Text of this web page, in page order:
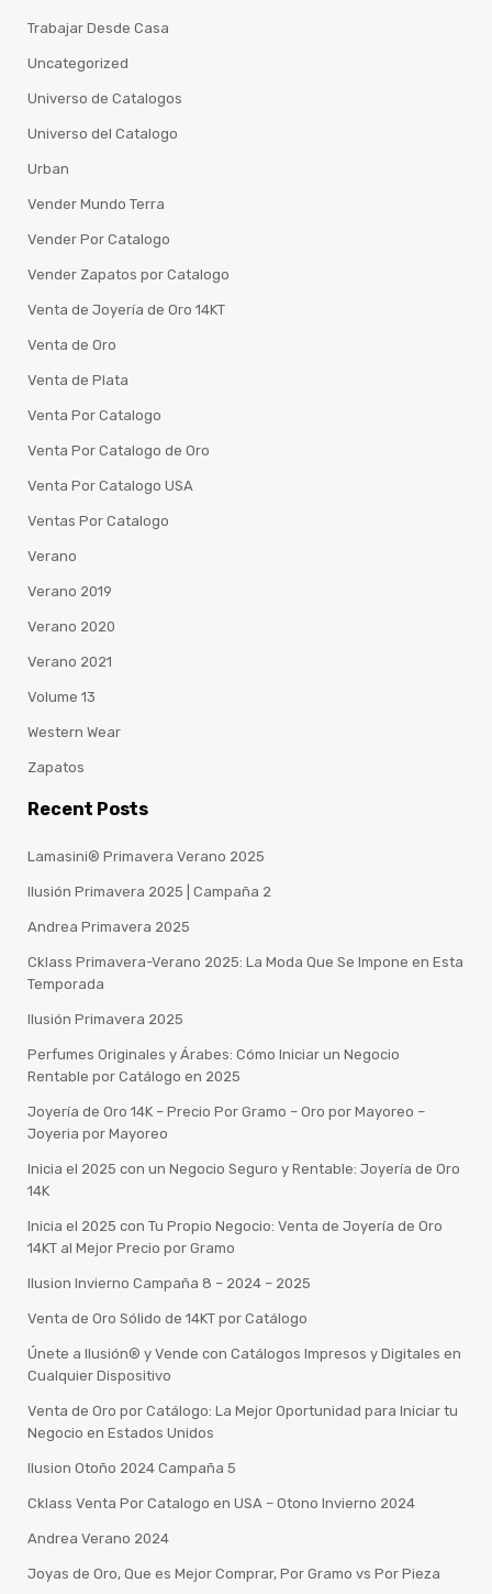
Trabajar Desde Casa
Uncategorized
Universo de Catalogos
Universo del Catalogo
Urban
Vender Mundo Terra
Vender Por Catalogo
Vender Zapatos por Catalogo
Venta de Joyería de Oro 14KT
Venta de Oro
Venta de Plata
Venta Por Catalogo
Venta Por Catalogo de Oro
Venta Por Catalogo USA
Ventas Por Catalogo
Verano
Verano 2019
Verano 2020
Verano 2021
Volume 13
Western Wear
Zapatos
Recent Posts
Lamasini® Primavera Verano 2025
Ilusión Primavera 2025 | Campaña 2
Andrea Primavera 2025
Cklass Primavera-Verano 2025: La Moda Que Se Impone en Esta
Temporada
Ilusión Primavera 2025
Perfumes Originales y Árabes: Cómo Iniciar un Negocio
Rentable por Catálogo en 2025
Joyería de Oro 14K – Precio Por Gramo – Oro por Mayoreo –
Joyeria por Mayoreo
Inicia el 2025 con un Negocio Seguro y Rentable: Joyería de Oro
14K
Inicia el 2025 con Tu Propio Negocio: Venta de Joyería de Oro
14KT al Mejor Precio por Gramo
Ilusion Invierno Campaña 8 – 2024 – 2025
Venta de Oro Sólido de 14KT por Catálogo
Únete a Ilusión® y Vende con Catálogos Impresos y Digitales en
Cualquier Dispositivo
Venta de Oro por Catálogo: La Mejor Oportunidad para Iniciar tu
Negocio en Estados Unidos
Ilusion Otoño 2024 Campaña 5
Cklass Venta Por Catalogo en USA – Otono Invierno 2024
Andrea Verano 2024
Joyas de Oro, Que es Mejor Comprar, Por Gramo vs Por Pieza